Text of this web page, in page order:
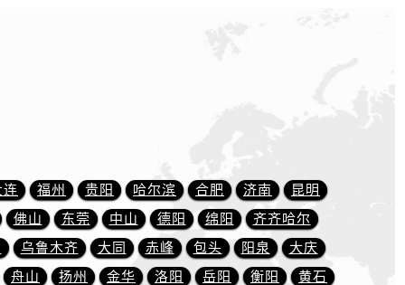
连 福州 贵阳 哈尔滨 合肥 济南
昆明
佛山
东莞 中山 德阳 绵阳
齐齐哈尔
乌鲁木齐 大同 赤峰 包头 阳泉
大庆
舟山
扬州 金华 洛阳 岳阳 衡阳
黄石